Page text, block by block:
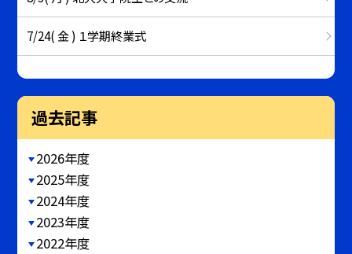
7/24( 金 ) １学期終業式
過去記事
2026年度
2025年度
2024年度
2023年度
2022年度